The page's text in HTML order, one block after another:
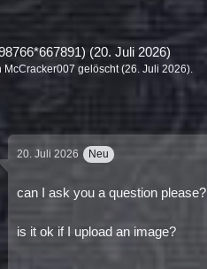
(20. Juli 2026)
McCracker007 gelöscht (26. Juli 2026).
20. Juli 2026 Neu
can I ask you a question please?
is it ok if I upload an image?